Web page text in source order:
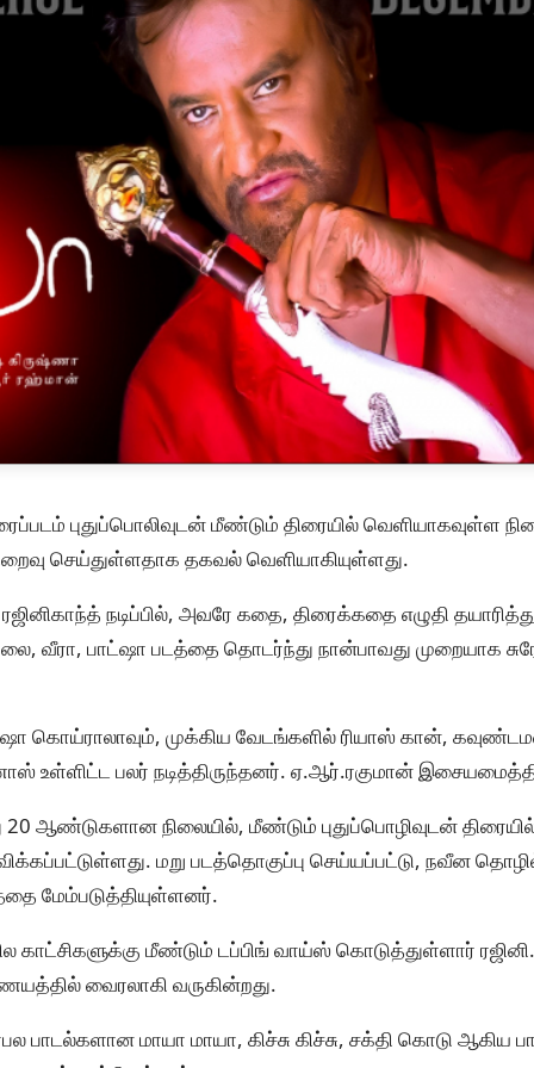
புதுப்பொலிவுடன் மீண்டும் திரையில் வெளியாகவுள்ள
செய்துள்ளதாக தகவல் வெளியாகியுள்ளது.
நடிப்பில், அவரே கதை, திரைக்கதை எழுதி
பாட்ஷா படத்தை தொடர்ந்து நான்பாவது முறையாக
கொய்ராலாவும், முக்கிய வேடங்களில் ரியாஸ் கான்,
உள்ளிட்ட பலர் நடித்திருந்தனர். ஏ.ஆர்.ரகுமான்
20 ஆண்டுகளான நிலையில், மீண்டும் புதுப்பொழிவுடன்
மறு படத்தொகுப்பு செய்யப்பட்டு, நவீன
மேம்படுத்தியுள்ளனர்.
காட்சிகளுக்கு மீண்டும் டப்பிங் வாய்ஸ் கொடுத்துள்ளார் ரஜினி.
வைரலாகி வருகின்றது.
பாடல்களான மாயா மாயா, கிச்சு கிச்சு, சக்தி கொடு ஆகிய